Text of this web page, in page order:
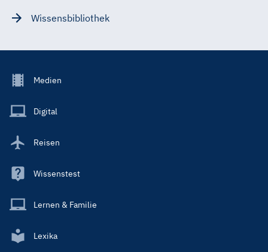
Wissensbibliothek
Footer
Main
Medien
Digital
Reisen
Wissenstest
Lernen & Familie
Lexika